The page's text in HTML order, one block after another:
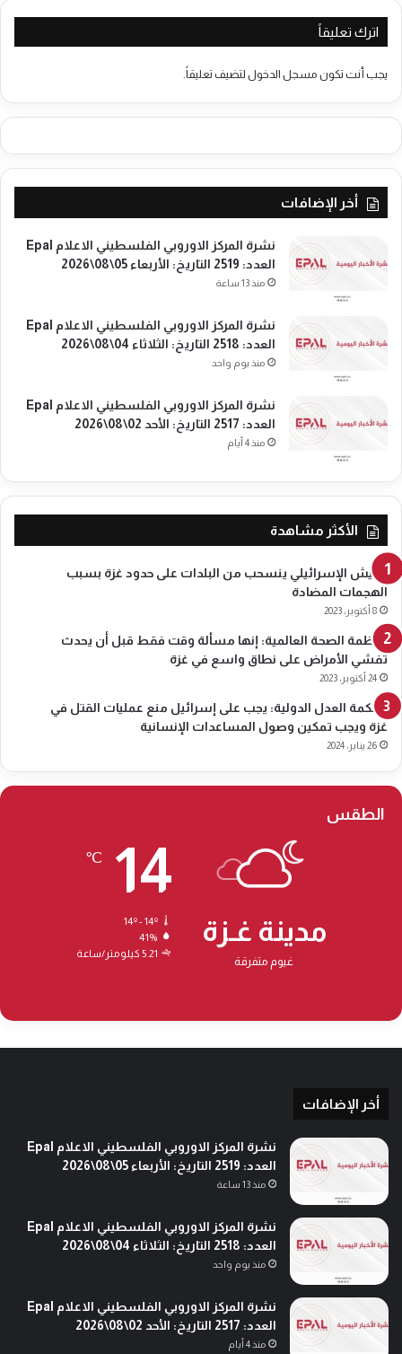
ن
م
ع
ي
ب
اترك تعليقاً
يجب أنت تكون مسجل الدخول لتضيف تعليقاً.
أخر الإضافات
نشرة المركز الاوروبي الفلسطيني الاعلام Epal
العدد: 2519 التاريخ: الأربعاء 05\08\2026
منذ 13 ساعة
نشرة المركز الاوروبي الفلسطيني الاعلام Epal
العدد: 2518 التاريخ: الثلاثاء 04\08\2026
منذ يوم واحد
نشرة المركز الاوروبي الفلسطيني الاعلام Epal
العدد: 2517 التاريخ: الأحد 02\08\2026
منذ 4 أيام
الأكثر مشاهدة
الجيش الإسرائيلي ينسحب من البلدات على حدود غزة بسبب
الهجمات المضادة
8 أكتوبر، 2023
منظمة الصحة العالمية: إنها مسألة وقت فقط قبل أن يحدث
تفشي الأمراض على نطاق واسع في غزة
24 أكتوبر، 2023
محكمة العدل الدولية: يجب على إسرائيل منع عمليات القتل في
غزة ويجب تمكين وصول المساعدات الإنسانية
26 يناير، 2024
الطقس
مدينة غـزة
غيوم متفرقة
14
℃
14º - 14º
41%
5.21 كيلومتر/ساعة
أخر الإضافات
نشرة المركز الاوروبي الفلسطيني الاعلام Epal
العدد: 2519 التاريخ: الأربعاء 05\08\2026
منذ 13 ساعة
نشرة المركز الاوروبي الفلسطيني الاعلام Epal
العدد: 2518 التاريخ: الثلاثاء 04\08\2026
منذ يوم واحد
نشرة المركز الاوروبي الفلسطيني الاعلام Epal
العدد: 2517 التاريخ: الأحد 02\08\2026
منذ 4 أيام